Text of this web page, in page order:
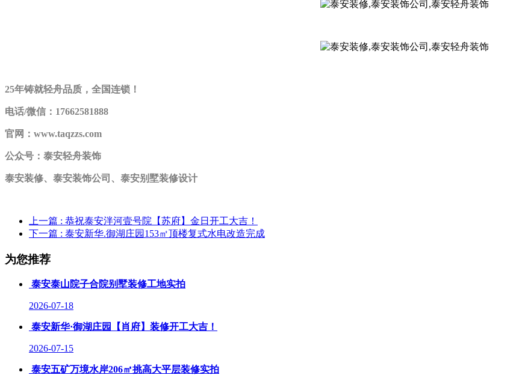
25年铸就轻舟品质，全国连锁！
电话/微信：17662581888
官网：www.taqzzs.com
公众号：泰安轻舟装饰
泰安装修、泰安装饰公司、泰安别墅装修设计
上一篇 : 恭祝泰安泮河壹号院【苏府】金日开工大吉！
下一篇 : 泰安新华.御湖庄园153㎡顶楼复式水电改造完成
为您推荐
泰安泰山院子合院别墅装修工地实拍
2026-07-18
泰安新华·御湖庄园【肖府】装修开工大吉！
2026-07-15
泰安五矿万境水岸206㎡挑高大平层装修实拍